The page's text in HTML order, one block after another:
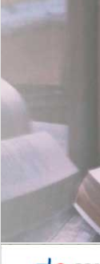
Leituras Literárias
6º
I